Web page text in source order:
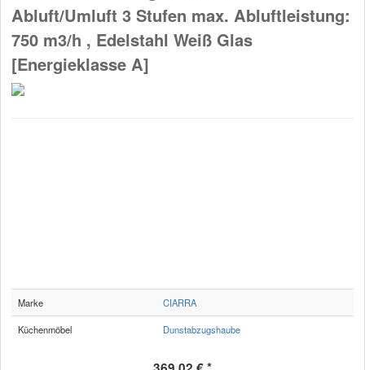
Abluft/Umluft 3 Stufen max. Abluftleistung:
750 m3/h , Edelstahl Weiß Glas
[Energieklasse A]
Marke CIARRA
Küchenmöbel Dunstabzugshaube